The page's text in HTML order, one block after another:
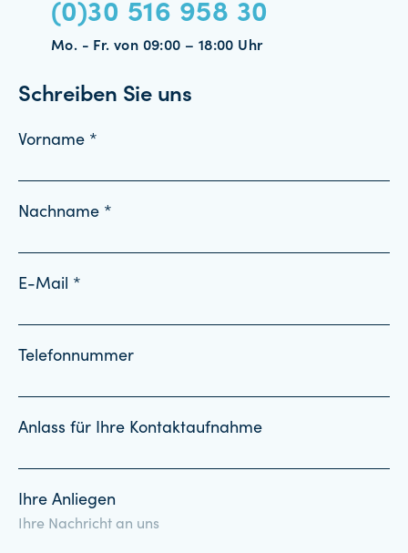
(0)30 516 958 30
Mo. - Fr. von 09:00 – 18:00 Uhr
Schreiben Sie uns
Vorname *
Nachname *
E-Mail *
Telefonnummer
Anlass für Ihre Kontaktaufnahme
Ihre Anliegen